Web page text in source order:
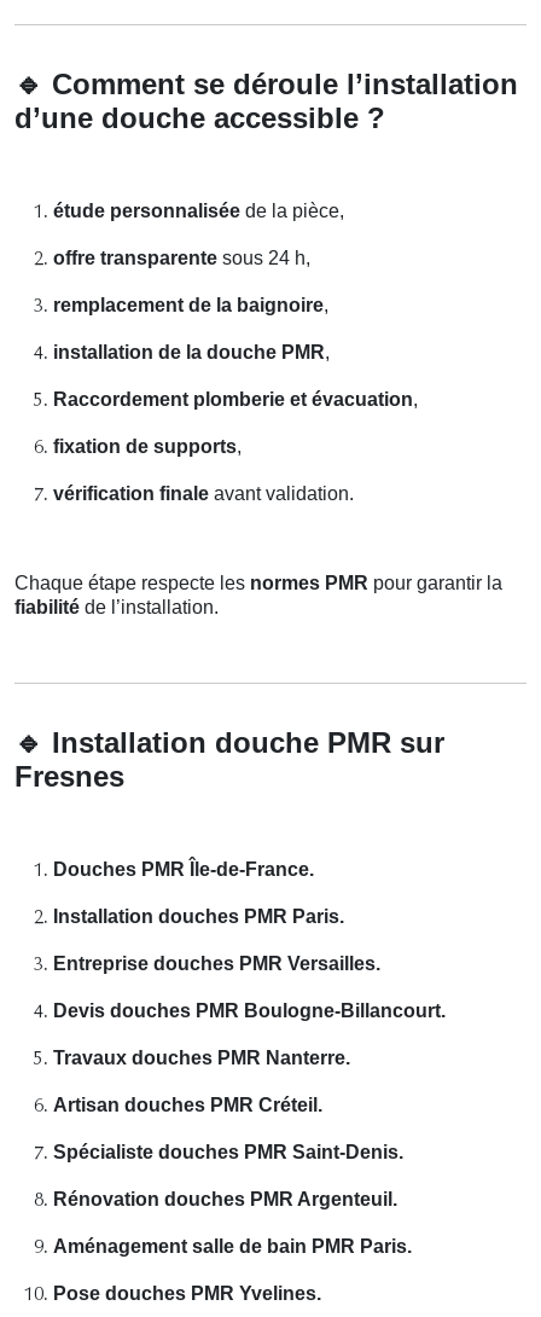
🔹 Comment se déroule l’installation
d’une douche accessible ?
étude personnalisée de la pièce,
offre transparente sous 24 h,
remplacement de la baignoire,
installation de la douche PMR,
Raccordement plomberie et évacuation,
fixation de supports,
vérification finale avant validation.
Chaque étape respecte les normes PMR pour garantir la
fiabilité de l’installation.
🔹 Installation douche PMR sur
Fresnes
Douches PMR Île-de-France.
Installation douches PMR Paris.
Entreprise douches PMR Versailles.
Devis douches PMR Boulogne-Billancourt.
Travaux douches PMR Nanterre.
Artisan douches PMR Créteil.
Spécialiste douches PMR Saint-Denis.
Rénovation douches PMR Argenteuil.
Aménagement salle de bain PMR Paris.
Pose douches PMR Yvelines.